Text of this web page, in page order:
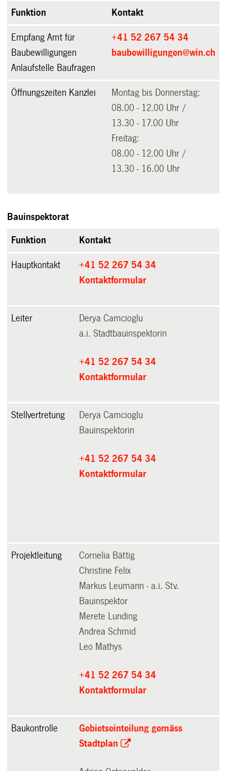
Funktion Kontakt
Empfang Amt für
Baubewilligungen
Anlaufstelle Baufragen
+41 52 267 54 34
baubewilligungen@win.ch
Öffnungszeiten Kanzlei
Montag bis Donnerstag:
08.00 - 12.00 Uhr /
13.30 - 17.00 Uhr
Freitag:
08.00 - 12.00 Uhr /
13.30 - 16.00 Uhr
Bauinspektorat
Funktion Kontakt
Hauptkontakt
+41 52 267 54 34
Kontaktformular
Leiter
Derya Camcioglu
a.i. Stadtbauinspektorin
+41 52 267 54 34
Kontaktformular
Stellvertretung
Derya Camcioglu
Bauinspektorin
+41 52 267 54 34
Kontaktformular
Projektleitung
Cornelia Bättig
Christine Felix
Markus Leumann - a.i. Stv.
Bauinspektor
Merete Lunding
Andrea Schmid
Leo Mathys
+41 52 267 54 34
Kontaktformular
Baukontrolle
Gebietseinteilung gemäss
Stadtplan